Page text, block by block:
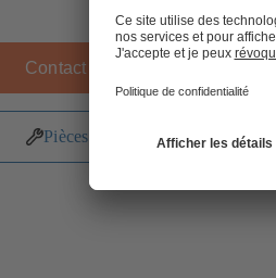
Contact KSB
Pièces détachées